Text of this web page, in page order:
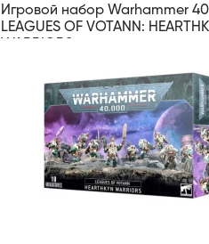
Игровой набор Warhammer
LEAGUES OF VOTANN: